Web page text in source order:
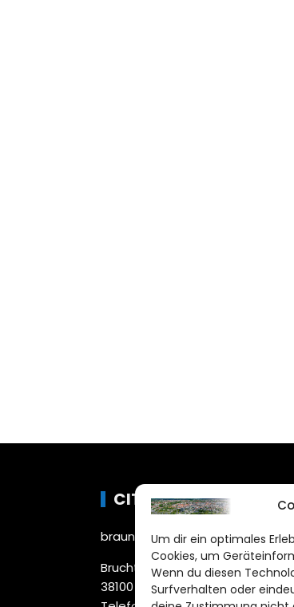
Um dir ein optimales
Cookies, um
Wenn du diesen
Surfverhalten oder
CITYLIFE!
Bruchtorwall 12
38100 Braunschweig